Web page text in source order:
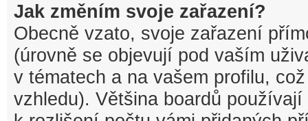
Jak změním svoje zařazení?
Obecně vzato, svoje zařazení
(úrovně se objevují pod vaším
v tématech a na vašem profilu,
vzhledu). Většina boardů